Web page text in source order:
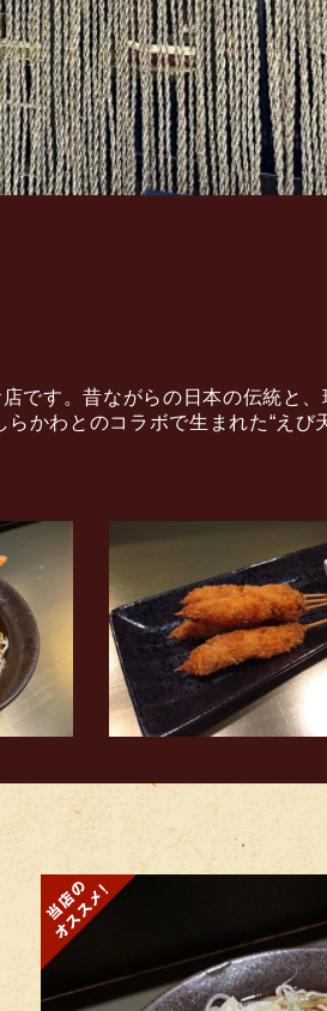
です。昔ながらの日本の伝統と
かわとのコラボで生まれた“えび